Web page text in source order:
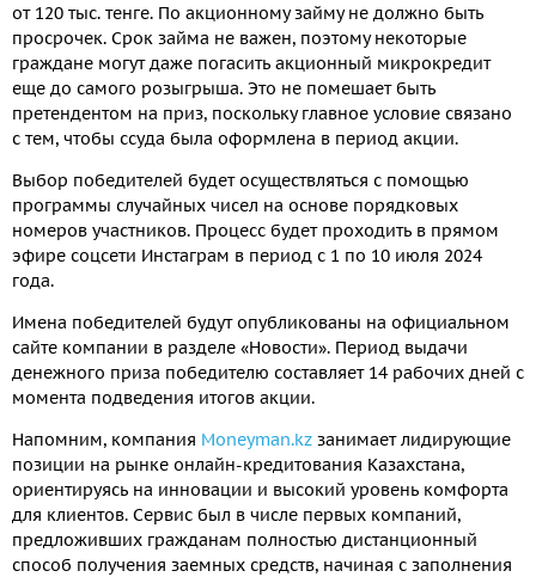
от 120 тыс. тенге. По акционному займу не должно быть
просрочек. Срок займа не важен, поэтому некоторые
граждане могут даже погасить акционный микрокредит
еще до самого розыгрыша. Это не помешает быть
претендентом на приз, поскольку главное условие связано
с тем, чтобы ссуда была оформлена в период акции.
Выбор победителей будет осуществляться с помощью
программы случайных чисел на основе порядковых
номеров участников. Процесс будет проходить в прямом
эфире соцсети Инстаграм в период с 1 по 10 июля 2024
года.
Имена победителей будут опубликованы на официальном
сайте компании в разделе «Новости». Период выдачи
денежного приза победителю составляет 14 рабочих дней с
момента подведения итогов акции.
Напомним, компания Moneyman.kz занимает лидирующие
позиции на рынке онлайн-кредитования Казахстана,
ориентируясь на инновации и высокий уровень комфорта
для клиентов. Сервис был в числе первых компаний,
предложивших гражданам полностью дистанционный
способ получения заемных средств, начиная с заполнения